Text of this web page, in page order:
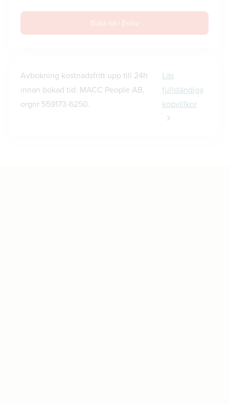
Boka tid i Eslöv
Avbokning kostnadsfritt upp till 24h
innan bokad tid. MACC People AB,
orgnr 559173-6250.
Läs
fullständiga
köpvillkor